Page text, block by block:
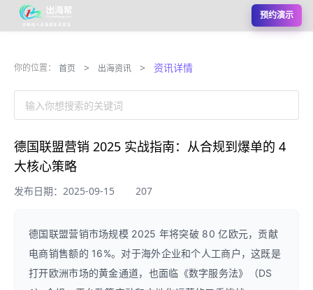
预约演示
你的位置： 首页 > 出海资讯 > 资讯详情
输入你想搜索的关键词
德国联盟营销 2025 实战指南：从合规到爆单的 4
大核心策略
发布日期：2025-09-15 207
德国联盟营销市场规模 2025 年将突破 80 亿欧元，贡献
电商销售额的 16%。对于海外企业和个人工商户，这既是
打开欧洲市场的黄金通道，也面临《数字服务法》（DS